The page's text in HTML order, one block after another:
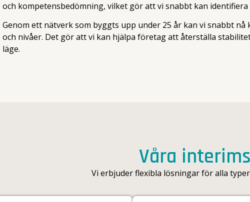
och kompetensbedömning, vilket gör att vi snabbt kan
Genom ett nätverk som byggts upp under 25 år kan vi snabbt
och nivåer. Det gör att vi kan hjälpa företag att återställa
läge.
Våra
Vi erbjuder flexibla lösningar för alla